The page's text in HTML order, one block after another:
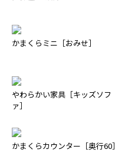
かまくらミニ［おみせ］
やわらかい家具［キッズソフ
ァ］
かまくらカウンター［奥行60］